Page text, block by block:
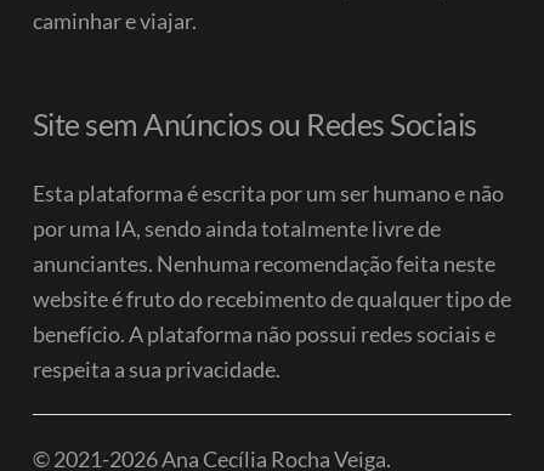
caminhar e viajar.
Site sem Anúncios ou Redes Sociais
Esta plataforma é escrita por um ser humano e não
por uma IA, sendo ainda totalmente livre de
anunciantes. Nenhuma recomendação feita neste
website é fruto do recebimento de qualquer tipo de
benefício.A plataforma não possui redes sociais e
respeita a sua privacidade.
© 2021-2026 Ana Cecília Rocha Veiga.